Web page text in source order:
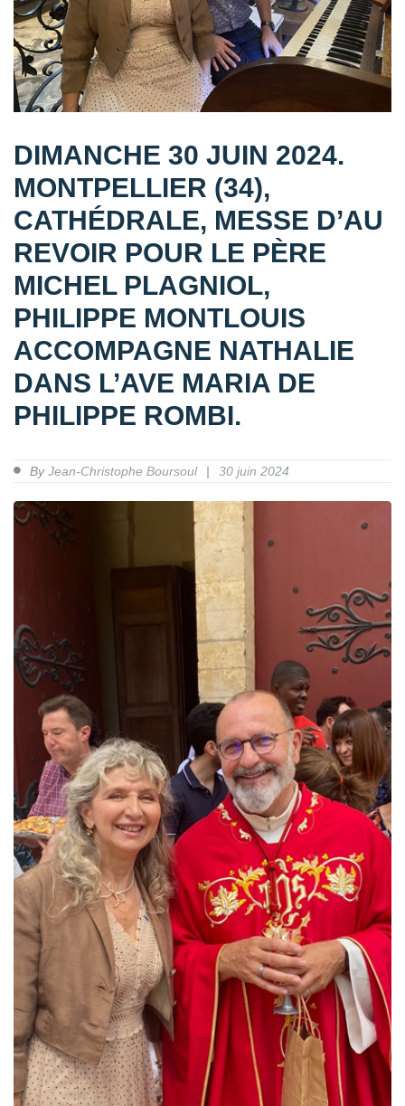
DIMANCHE 30 JUIN 2024.
MONTPELLIER (34),
CATHÉDRALE, MESSE D’AU
REVOIR POUR LE PÈRE
MICHEL PLAGNIOL,
PHILIPPE MONTLOUIS
ACCOMPAGNE NATHALIE
DANS L’AVE MARIA DE
PHILIPPE ROMBI.
ByJean-Christophe Boursoul 30 juin 2024